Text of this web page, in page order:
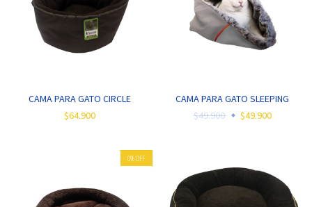
CAMA PARA GATO CIRCLE
$64.900
CAMA PARA GATO SLEEPING
$49.900
$49.900
0%OFF